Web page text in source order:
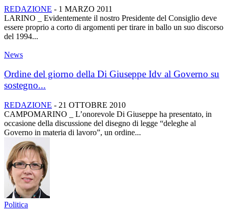
REDAZIONE - 1 MARZO 2011
LARINO _ Evidentemente il nostro Presidente del Consiglio deve
essere proprio a corto di argomenti per tirare in ballo un suo discorso
del 1994...
News
Ordine del giorno della Di Giuseppe Idv al Governo su
sostegno...
REDAZIONE - 21 OTTOBRE 2010
CAMPOMARINO _ L’onorevole Di Giuseppe ha presentato, in
occasione della discussione del disegno di legge “deleghe al
Governo in materia di lavoro”, un ordine...
Politica